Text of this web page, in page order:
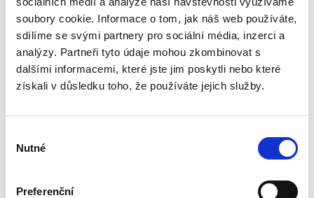
soubory cookie. Informace o tom, jak náš web používáte,
sdílíme se svými partnery pro sociální média, inzerci a
analýzy. Partneři tyto údaje mohou zkombinovat s
dalšími informacemi, které jste jim poskytli nebo které
získali v důsledku toho, že používáte jejich služby.
souhlasu
Nutné
Preferenční
Druhé vydání učebnice „Obchodní právo.
Obecná část. Soutěžní právo“ pokračuje v
pragmatickém a nedogmatickém pojetí
obchodního práva. Do výkladu jsou zahrnuty i
některé významné veřejnoprávní...
evropského práva.